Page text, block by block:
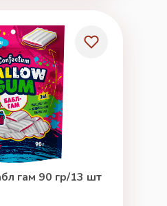
гам 90 гр/13 шт